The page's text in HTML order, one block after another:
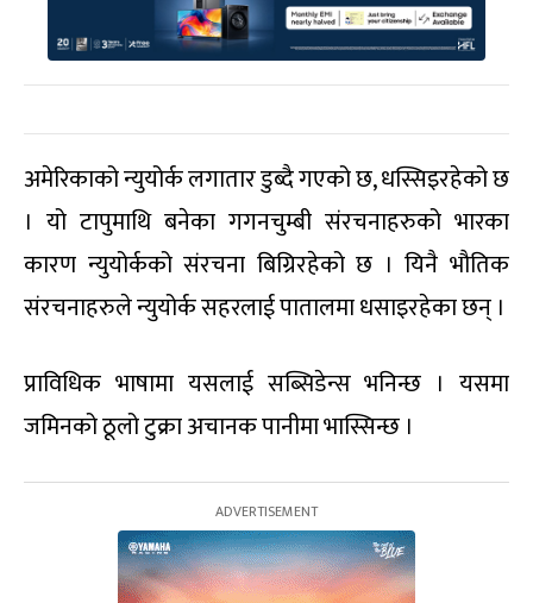
अमेरिकाको न्युयोर्क लगातार डुब्दै गएको छ, धस्सिइरहेको छ
। यो टापुमाथि बनेका गगनचुम्बी संरचनाहरुको भारका
कारण न्युयोर्कको संरचना बिग्रिरहेको छ । यिनै भौतिक
संरचनाहरुले न्युयोर्क सहरलाई पातालमा धसाइरहेका छन् ।
प्राविधिक भाषामा यसलाई सब्सिडेन्स भनिन्छ । यसमा
जमिनको ठूलो टुक्रा अचानक पानीमा भास्सिन्छ ।